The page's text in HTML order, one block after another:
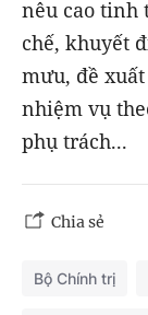
nêu cao tinh
chế, khuyết
mưu, đề
nhiệm vụ
phụ trách...
Chia sẻ
Bộ Chính trị